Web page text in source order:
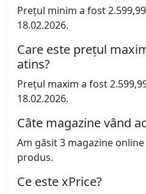
Prețul minim a fost
18.02.2026.
Care este prețul
atins?
Prețul maxim a fost
18.02.2026.
Câte magazine vând
Am găsit 3 magazine
produs.
Ce este xPrice?